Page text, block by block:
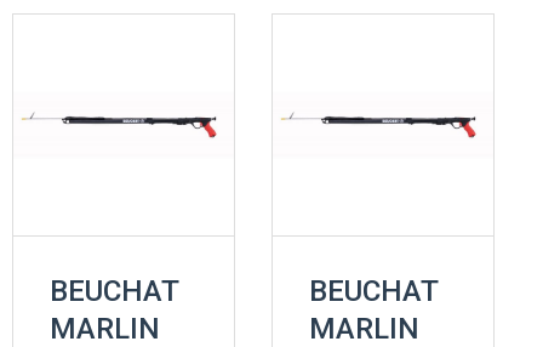
BEUCHAT
MARLIN
BEUCHAT
MARLIN